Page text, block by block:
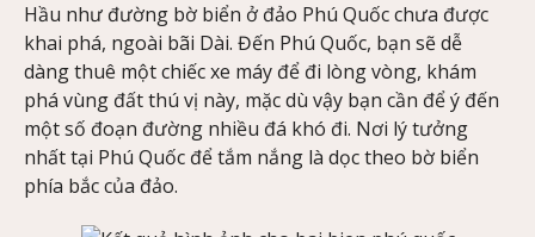
Hầu như đường bờ biển ở đảo Phú Quốc chưa được
khai phá, ngoài bãi Dài. Đến Phú Quốc, bạn sẽ dễ
dàng thuê một chiếc xe máy để đi lòng vòng, khám
phá vùng đất thú vị này, mặc dù vậy bạn cần để ý đến
một số đoạn đường nhiều đá khó đi. Nơi lý tưởng
nhất tại Phú Quốc để tắm nắng là dọc theo bờ biển
phía bắc của đảo.